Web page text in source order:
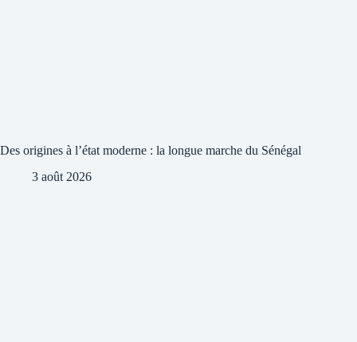
Des origines à l’état moderne : la longue marche du Sénégal
3 août 2026